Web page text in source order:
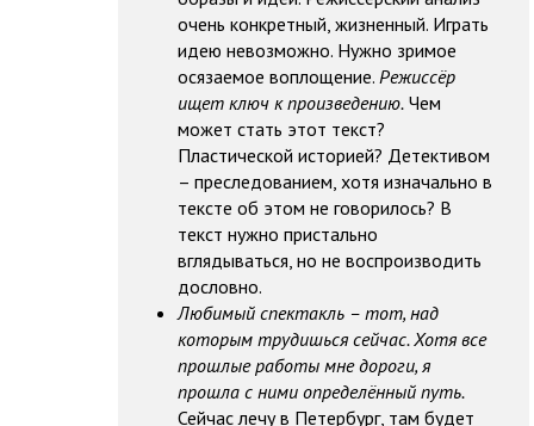
очень конкретный, жизненный. Играть
идею невозможно. Нужно зримое
осязаемое воплощение. Режиссёр
ищет ключ к произведению.Чем
может стать этот текст?
Пластической историей? Детективом
– преследованием, хотя изначально в
тексте об этом не говорилось? В
текст нужно пристально
вглядываться, но не воспроизводить
дословно.
Любимый спектакль – тот, над
которым трудишься сейчас. Хотя все
прошлые работы мне дороги, я
прошла с ними определённый путь.
Сейчас лечу в Петербург, там будет